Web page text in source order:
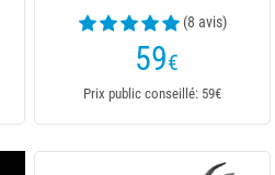
(8 avis)
59€
Prix public conseillé: 59€